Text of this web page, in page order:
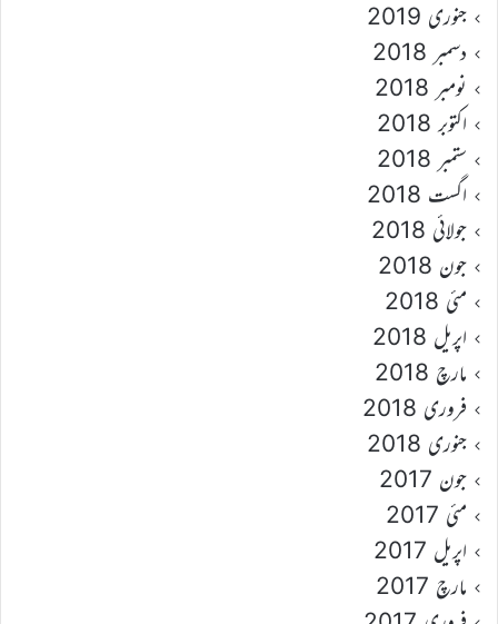
جنوری 2019
دسمبر 2018
نومبر 2018
اکتوبر 2018
ستمبر 2018
اگست 2018
جولائی 2018
جون 2018
مئی 2018
اپریل 2018
مارچ 2018
فروری 2018
جنوری 2018
جون 2017
مئی 2017
اپریل 2017
مارچ 2017